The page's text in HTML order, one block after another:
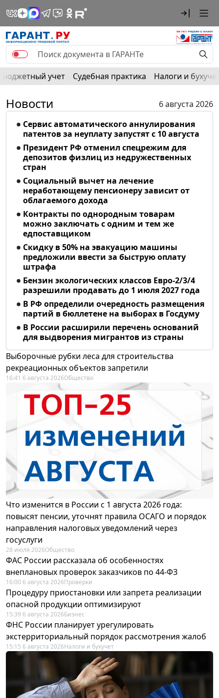
Бюджетный учет Судебная практика Налоги и
Новости
6 августа 2026
Сервис автоматического аннулирования
патентов за неуплату запустят с 10 августа
Президент РФ отменил спецрежим для
депозитов физлиц из недружественных
стран
Социальный вычет на лечение
неработающему пенсионеру зависит от
облагаемого дохода
Контракты по однородным товарам
можно заключать с одним и тем же
едпоставщиком
Скидку в 50% на эвакуацию машины
предложили ввести за быструю оплату
штрафа
Бензин экологических классов Евро-2/3/4
разрешили продавать до 1 июля 2027 года
В РФ определили очередность размещения
партий в бюллетене на выборах в Госдуму
В России расширили перечень оснований
для выдворения мигрантов из страны
Выборочные рубки леса для строительства
рекреационных объектов запретили
16:41 6 августа 2026Общество
Что изменится в России с 1 августа 2026 года:
повысят пенсии, уточнят правила ОСАГО и порядок
направления налоговых уведомлений через
госуслуги
28 июля 2026Общество
ФАС России рассказала об особенностях
внеплановых проверок заказчиков по 44-ФЗ
16:00 6 августа 2026Проверки
Процедуру приостановки или запрета реализации
опасной продукции оптимизируют
15:39 6 августа 2026Бизнес
ФНС России планирует урегулировать
экстерриториальный порядок рассмотрения жалоб
15:15 6 августа 2026Налоги и бухучет